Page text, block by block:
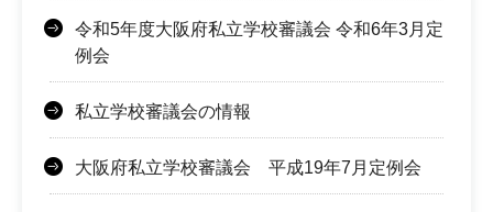
令和5年度大阪府私立学校審議会 令和6年3月定
例会
私立学校審議会の情報
大阪府私立学校審議会 平成19年7月定例会